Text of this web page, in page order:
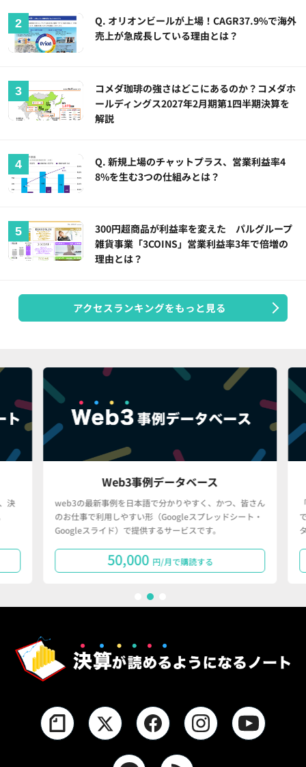
Q. オリオンビールが上場！CAGR37.9%で海外
売上が急成長している理由とは？
コメダ珈琲の強さはどこにあるのか？コメダホ
ールディングス2027年2月期第1四半期決算を
解説
Q. 新規上場のチャットプラス、営業利益率4
8%を生む3つの仕組みとは？
300円超商品が利益率を変えた パルグループ
雑貨事業「3COINS」営業利益率3年で倍増の
理由とは？
アクセスランキングをもっと見る
Web3事例データベース
web3の最新事例を日本語で分かりやすく、かつ、皆さん
のお仕事で利用しやすい形（Googleスプレッドシート・
Googleスライド）で提供するサービスです。
50,000 円/月で購読する